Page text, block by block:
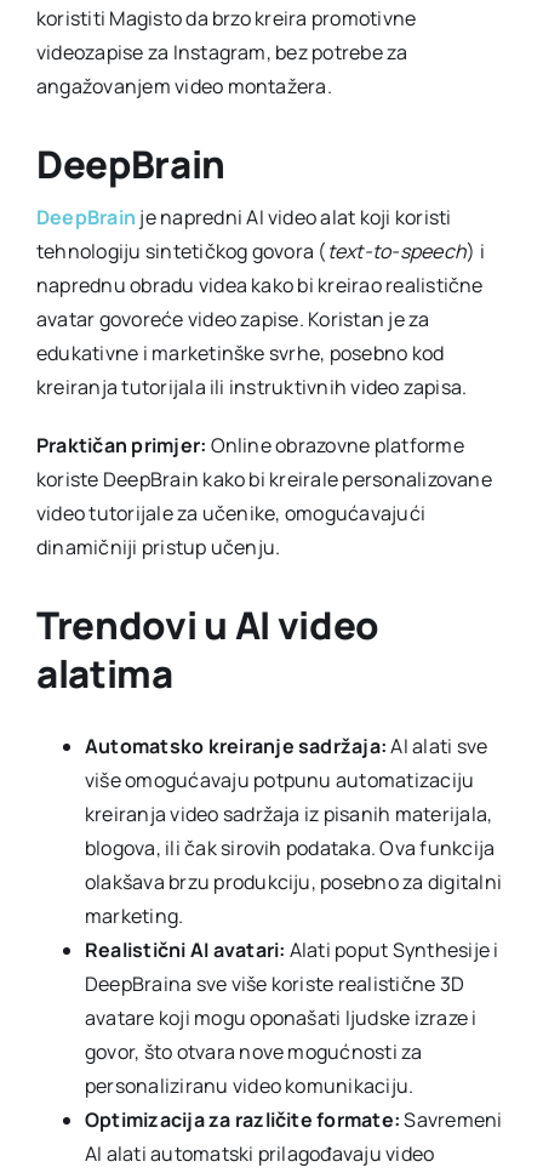
koristiti Magisto da brzo kreira promotivne
videozapise za Instagram, bez potrebe za
angažovanjem video montažera.
DeepBrain
DeepBrain je napredni AI video alat koji koristi
tehnologiju sintetičkog govora (text-to-speech) i
naprednu obradu videa kako bi kreirao realistične
avatar govoreće video zapise. Koristan je za
edukativne i marketinške svrhe, posebno kod
kreiranja tutorijala ili instruktivnih video zapisa.
Praktičan primjer: Online obrazovne platforme
koriste DeepBrain kako bi kreirale personalizovane
video tutorijale za učenike, omogućavajući
dinamičniji pristup učenju.
Trendovi u AI video
alatima
Automatsko kreiranje sadržaja:AI alati sve
više omogućavaju potpunu automatizaciju
kreiranja video sadržaja iz pisanih materijala,
blogova, ili čak sirovih podataka. Ova funkcija
olakšava brzu produkciju, posebno za digitalni
marketing.
Realistični AI avatari: Alati poput Synthesije i
DeepBraina sve više koriste realistične 3D
avatare koji mogu oponašati ljudske izraze i
govor, što otvara nove mogućnosti za
personaliziranu video komunikaciju.
Optimizacija za različite formate:Savremeni
AI alati automatski prilagođavaju video